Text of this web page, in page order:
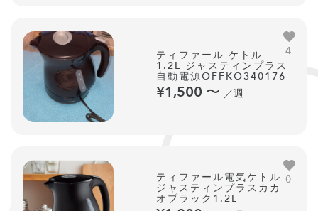
ティファール ケトル
1.2L ジャスティンプラス
自動電源OFFKO340176
¥1,500 〜 ／週
4
ティファール電気ケトル
ジャスティンプラスカカ
オブラック1.2L
0